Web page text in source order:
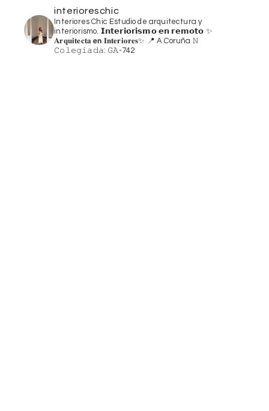
interioreschic
Interiores Chic Estudio de arquitectura y
interiorismo. 𝗜𝗻𝘁𝗲𝗿𝗶𝗼𝗿𝗶𝘀𝗺𝗼 𝗲𝗻 𝗿𝗲𝗺𝗼𝘁𝗼 ✨
𝐀𝐫𝐪𝐮𝐢𝐭𝐞𝐜𝐭𝐚 𝗲𝗻 𝐈𝐧𝐭𝐞𝐫𝐢𝐨𝐫𝐞𝐬✨ 📍 A Coruña 𝙽
𝙲𝚘𝚕𝚎𝚐𝚒𝚊𝚍𝚊: 𝙶𝙰-742